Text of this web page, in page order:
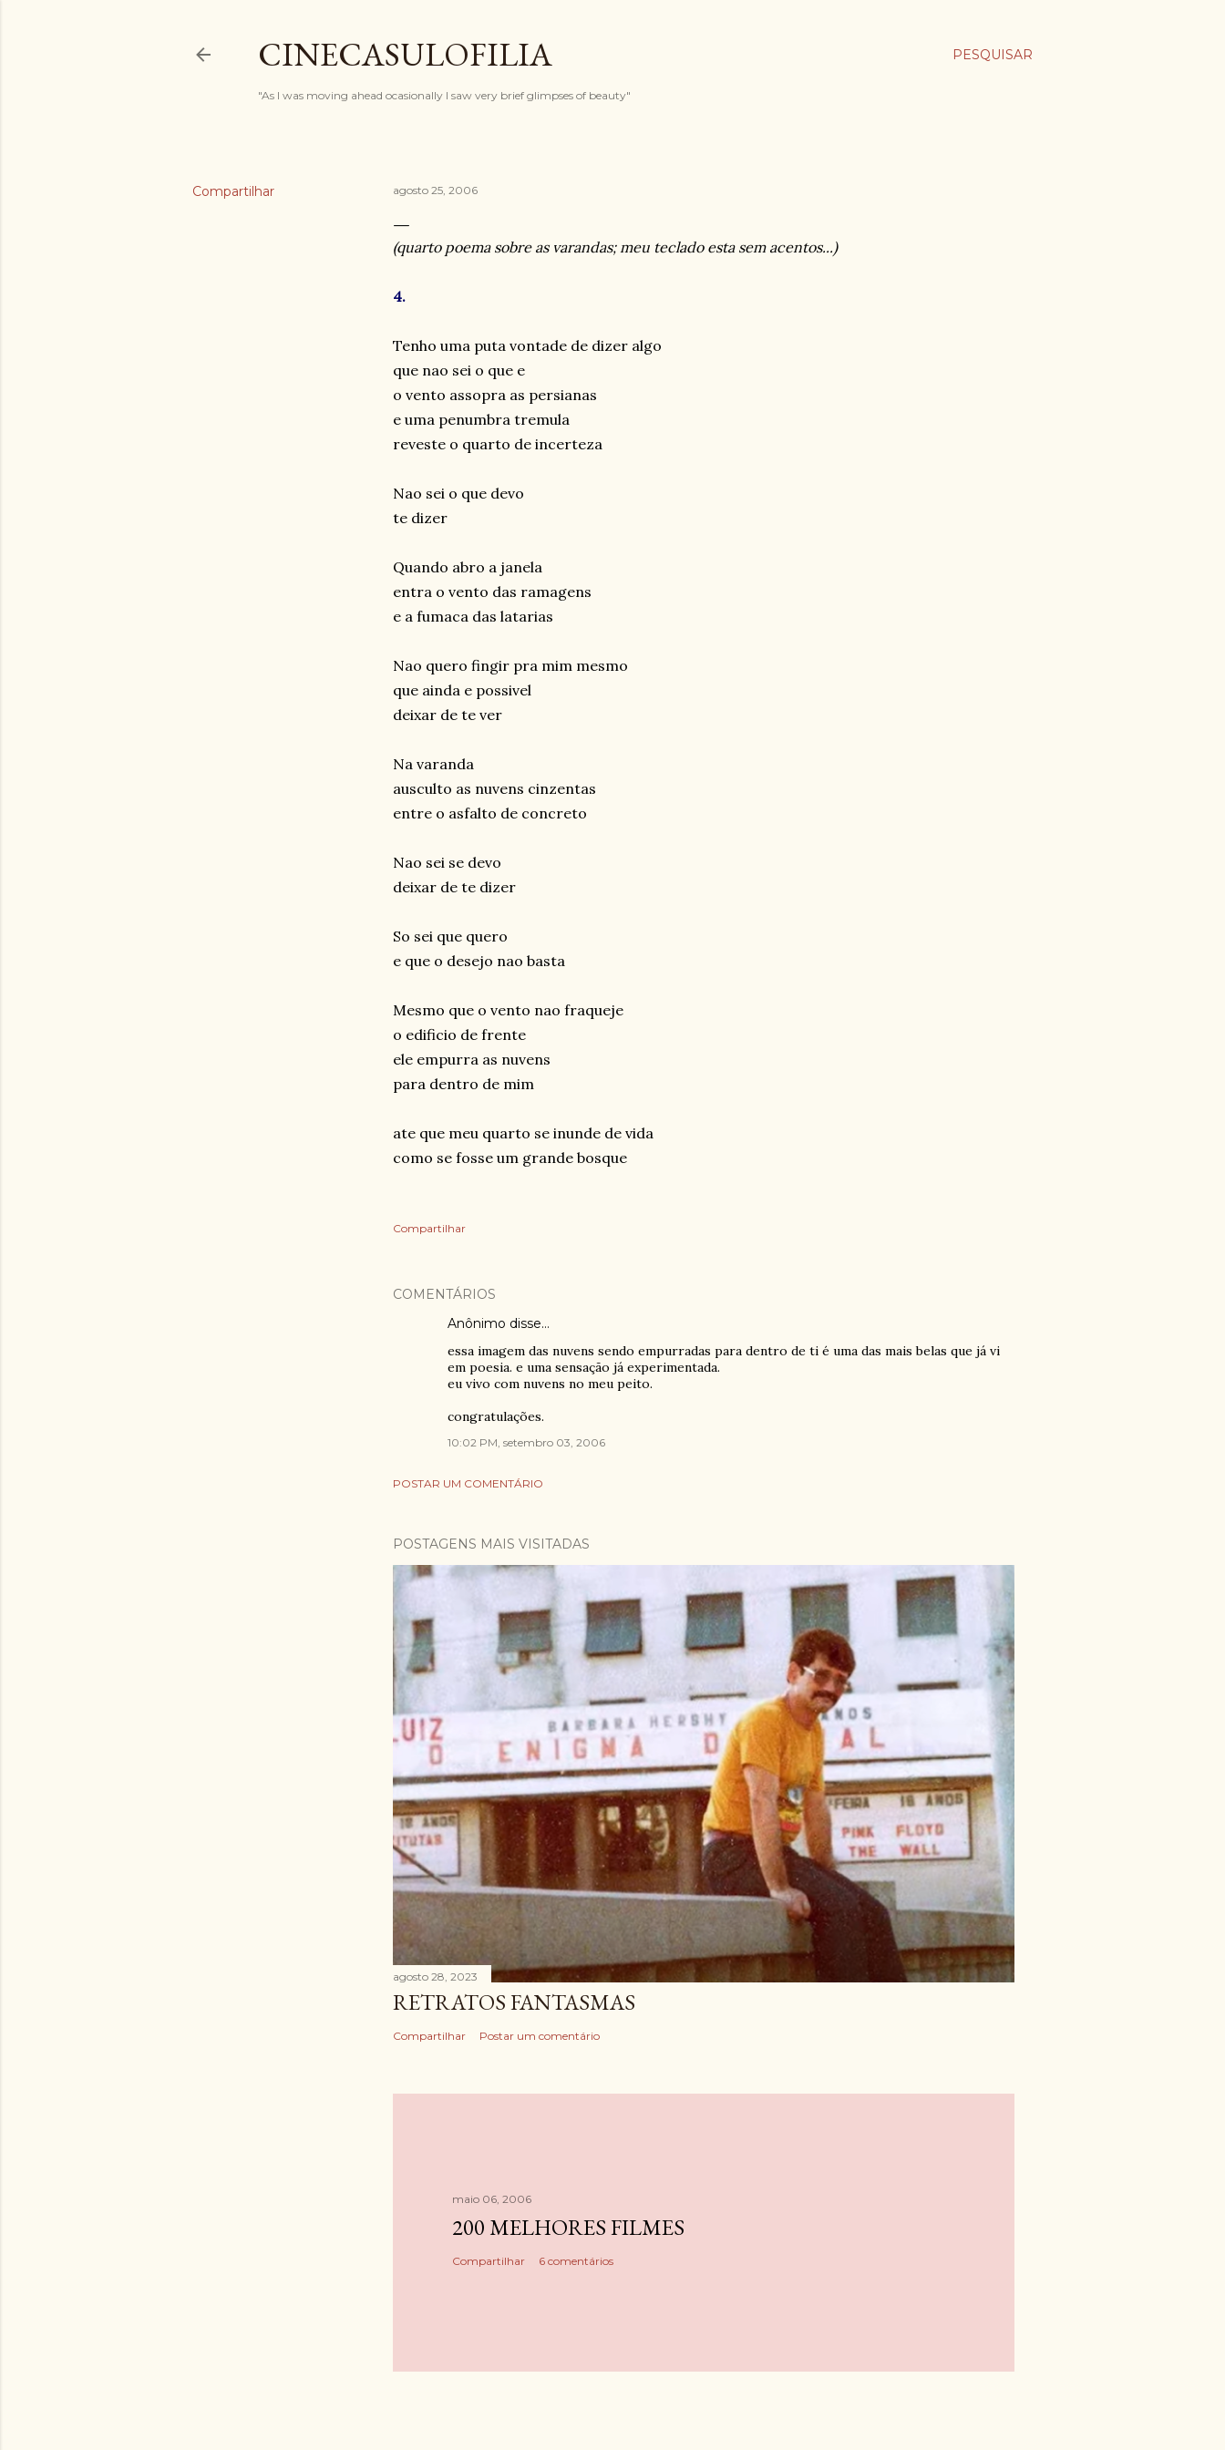
PESQUISAR
CINECASULOFILIA
"As I was moving ahead ocasionally I saw very brief glimpses of beauty"
Compartilhar agosto 25, 2006
(quarto poema sobre as varandas; meu teclado esta sem acentos...)
4.
Tenho uma puta vontade de dizer algo
que nao sei o que e
o vento assopra as persianas
e uma penumbra tremula
reveste o quarto de incerteza
Nao sei o que devo
te dizer
Quando abro a janela
entra o vento das ramagens
e a fumaca das latarias
Nao quero fingir pra mim mesmo
que ainda e possivel
deixar de te ver
Na varanda
ausculto as nuvens cinzentas
entre o asfalto de concreto
Nao sei se devo
deixar de te dizer
So sei que quero
e que o desejo nao basta
Mesmo que o vento nao fraqueje
o edificio de frente
ele empurra as nuvens
para dentro de mim
ate que meu quarto se inunde de vida
como se fosse um grande bosque
Compartilhar
COMENTÁRIOS
Anônimo disse…
essa imagem das nuvens sendo empurradas para dentro de ti é uma das mais belas que já vi
em poesia. e uma sensação já experimentada.
eu vivo com nuvens no meu peito.
congratulações.
10:02 PM, setembro 03, 2006
POSTAR UM COMENTÁRIO
POSTAGENS MAIS VISITADAS
agosto 28, 2023
RETRATOS FANTASMAS
Compartilhar Postar um comentário
maio 06, 2006
200 MELHORES FILMES
Compartilhar 6 comentários